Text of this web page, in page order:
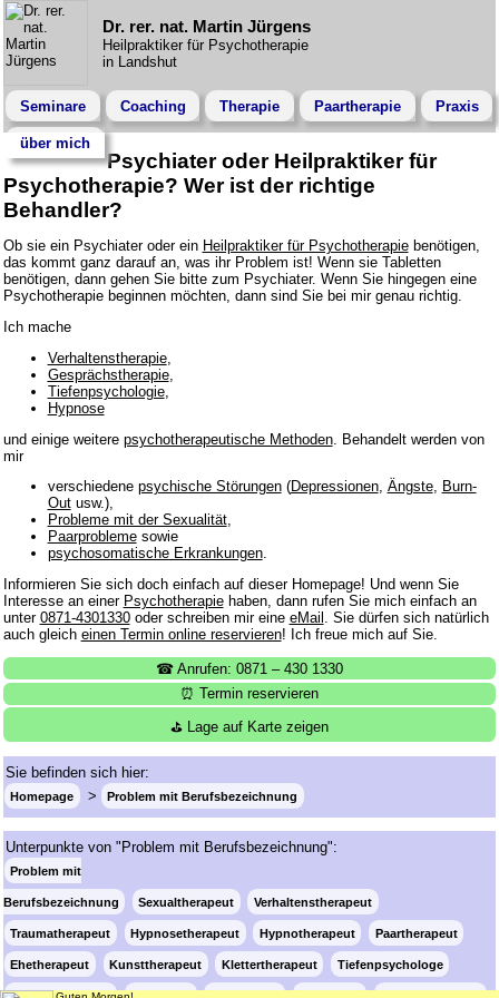
Dr. rer. nat. Martin Jürgens
Heilpraktiker für Psychotherapie
in Landshut
Seminare Coaching Therapie Paartherapie Praxis
über mich
Psychiater oder Heilpraktiker für
Psychotherapie? Wer ist der richtige
Behandler?
Ob sie ein Psychiater oder ein Heilpraktiker für Psychotherapiebenötigen,
das kommt ganz darauf an, was ihr Problem ist! Wenn sie Tabletten
benötigen, dann gehen Sie bitte zum Psychiater. Wenn Sie hingegen eine
Psychotherapie beginnen möchten, dann sind Sie bei mir genau richtig.
Ich mache
Verhaltenstherapie,
Gesprächstherapie,
Tiefenpsychologie,
Hypnose
und einige weitere psychotherapeutische Methoden. Behandelt werden von
mir
verschiedene psychische Störungen(Depressionen, Ängste, Burn-
Outusw.),
Probleme mit der Sexualität,
Paarproblemesowie
psychosomatische Erkrankungen.
Informieren Sie sich doch einfach auf dieser Homepage! Und wenn Sie
Interesse an einer Psychotherapiehaben, dann rufen Sie mich einfach an
unter 0871-4301330oder schreiben mir eine eMail . Sie dürfen sich natürlich
auch gleich einen Termin online reservieren! Ich freue mich auf Sie.
☎ Anrufen: 0871 – 430 1330
⏰ Termin reservieren
⛳ Lage auf Karte zeigen
Sie befinden sich hier:
Homepage Problem mit Berufsbezeichnung
Unterpunkte von "Problem mit Berufsbezeichnung":
Problem mit
Berufsbezeichnung Sexualtherapeut Verhaltenstherapeut
Traumatherapeut Hypnosetherapeut Hypnotherapeut Paartherapeut
Ehetherapeut Kunsttherapeut Klettertherapeut Tiefenpsychologe